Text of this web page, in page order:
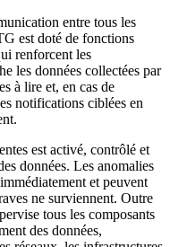
entre tous les
est doté de fonctions
renforcent les
les données collectées par
à lire et, en cas de
notifications ciblées en
est activé, contrôlé et
données. Les anomalies
et peuvent
ne surviennent. Outre
tous les composants
des données,